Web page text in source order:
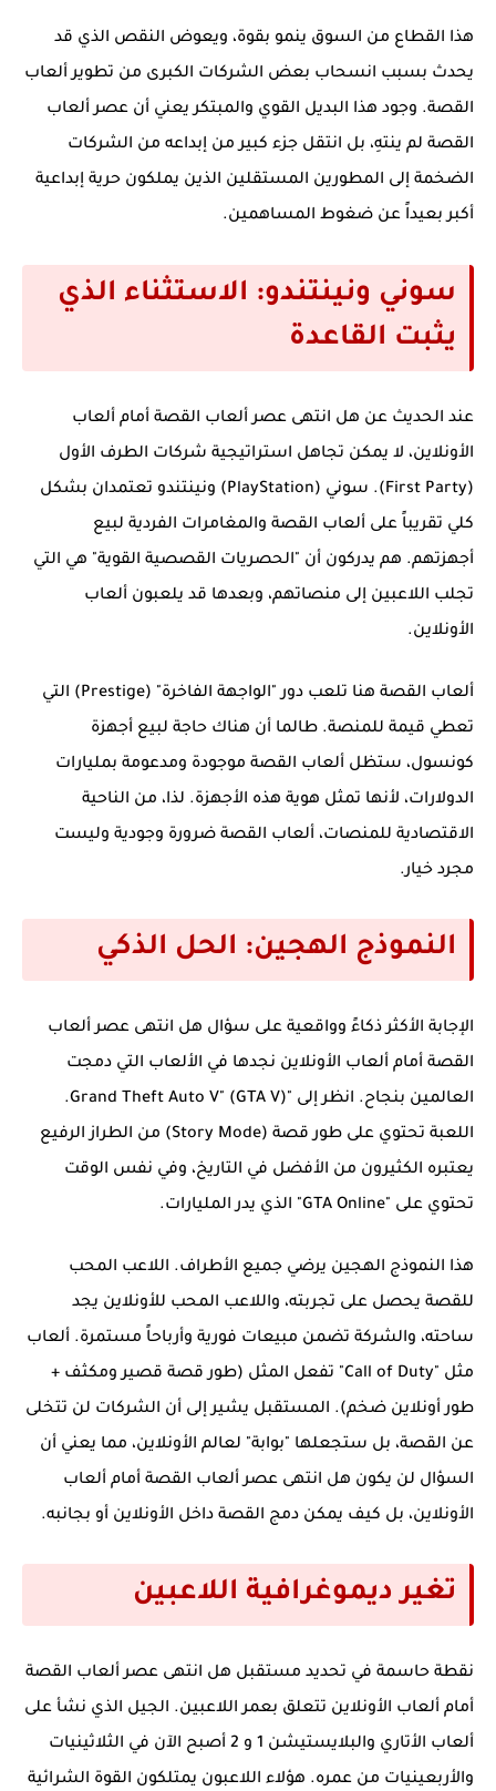
هذا القطاع من السوق ينمو بقوة، ويعوض النقص الذي قد
يحدث بسبب انسحاب بعض الشركات الكبرى من تطوير ألعاب
القصة. وجود هذا البديل القوي والمبتكر يعني أن عصر ألعاب
القصة لم ينتهِ، بل انتقل جزء كبير من إبداعه من الشركات
الضخمة إلى المطورين المستقلين الذين يملكون حرية إبداعية
أكبر بعيداً عن ضغوط المساهمين.
سوني ونينتندو: الاستثناء الذي
يثبت القاعدة
عند الحديث عن هل انتهى عصر ألعاب القصة أمام ألعاب
الأونلاين، لا يمكن تجاهل استراتيجية شركات الطرف الأول
(First Party). سوني (PlayStation) ونينتندو تعتمدان بشكل
كلي تقريباً على ألعاب القصة والمغامرات الفردية لبيع
أجهزتهم. هم يدركون أن "الحصريات القصصية القوية" هي التي
تجلب اللاعبين إلى منصاتهم، وبعدها قد يلعبون ألعاب
الأونلاين.
ألعاب القصة هنا تلعب دور "الواجهة الفاخرة" (Prestige) التي
تعطي قيمة للمنصة. طالما أن هناك حاجة لبيع أجهزة
كونسول، ستظل ألعاب القصة موجودة ومدعومة بمليارات
الدولارات، لأنها تمثل هوية هذه الأجهزة. لذا، من الناحية
الاقتصادية للمنصات، ألعاب القصة ضرورة وجودية وليست
مجرد خيار.
النموذج الهجين: الحل الذكي
الإجابة الأكثر ذكاءً وواقعية على سؤال هل انتهى عصر ألعاب
القصة أمام ألعاب الأونلاين نجدها في الألعاب التي دمجت
العالمين بنجاح. انظر إلى "Grand Theft Auto V" (GTA V).
اللعبة تحتوي على طور قصة (Story Mode) من الطراز الرفيع
يعتبره الكثيرون من الأفضل في التاريخ، وفي نفس الوقت
تحتوي على "GTA Online" الذي يدر المليارات.
هذا النموذج الهجين يرضي جميع الأطراف. اللاعب المحب
للقصة يحصل على تجربته، واللاعب المحب للأونلاين يجد
ساحته، والشركة تضمن مبيعات فورية وأرباحاً مستمرة. ألعاب
مثل "Call of Duty" تفعل المثل (طور قصة قصير ومكثف +
طور أونلاين ضخم). المستقبل يشير إلى أن الشركات لن تتخلى
عن القصة، بل ستجعلها "بوابة" لعالم الأونلاين، مما يعني أن
السؤال لن يكون هل انتهى عصر ألعاب القصة أمام ألعاب
الأونلاين، بل كيف يمكن دمج القصة داخل الأونلاين أو بجانبه.
تغير ديموغرافية اللاعبين
نقطة حاسمة في تحديد مستقبل هل انتهى عصر ألعاب القصة
أمام ألعاب الأونلاين تتعلق بعمر اللاعبين. الجيل الذي نشأ على
ألعاب الأتاري والبلايستيشن 1 و 2 أصبح الآن في الثلاثينيات
والأربعينيات من عمره. هؤلاء اللاعبون يمتلكون القوة الشرائية